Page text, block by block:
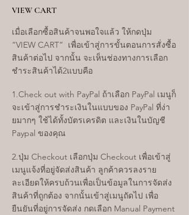
VIEW CART
เมื่อเลือกซื้อสินค้าจนพอใจแล้ว ให้กดปุ่ม
“VIEW CART” เพื่อเข้าสู่การขั้นตอนการสั่งซื้อ
สินค้าต่อไป จากนั้น จะเห็นช่องทางการเลือก
ชำระสินค้าได้2แบบคือ
1.Check out with PayPal ถ้าเลือก PayPal เมนูก็
จะเข้าสู่การชำระเงินในแบบของ PayPal ที่ง่า
ยมากๆ ใช้ได้ทั้งบัตรเครดิต และเงินในบัญชี
Paypal ของคุณ
2.ปุ่ม Checkout เลือกปุ่ม Checkout เพื่อเข้าสู่
เมนูแจ้งที่อยู่จัดส่งสินค้า ลูกค้าควรลงราย
ละเอียดให้ครบถ้วนเพื่อเป็นข้อมูลในการจัดส่ง
สินค้าที่ถูกต้อง จากนั้นเข้าสู่เมนูถัดไป เพื่อ
ยืนยันที่อยู่การจัดส่ง กดเลือก Manual Payment